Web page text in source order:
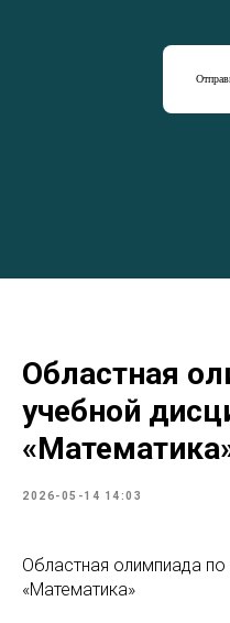
Областная
учебной
2026-05-14 14:03
Областная олимпиада по
«Математика»